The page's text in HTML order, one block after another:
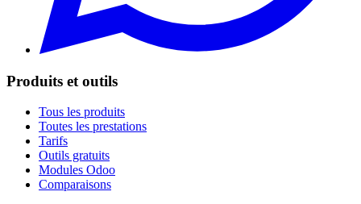
Produits et outils
Tous les produits
Toutes les prestations
Tarifs
Outils gratuits
Modules Odoo
Comparaisons